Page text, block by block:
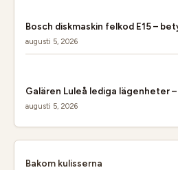
Bosch diskmaskin felkod E15 –
augusti 5, 2026
Galären Luleå lediga lägenheter
augusti 5, 2026
Bakom kulisserna